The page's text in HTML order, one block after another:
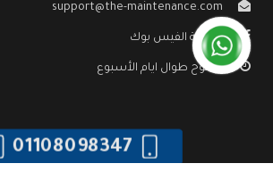
support@the-maintenance.com
صفحة الفيس بوك
مفتوح طوال ايام الأسبوع
01108098347